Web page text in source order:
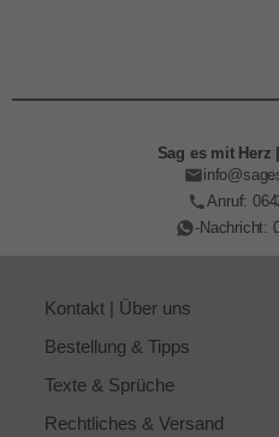
Sag es mit Herz
Anruf:
-Nachricht:
Kontakt | Über uns
Bestellung & Tipps
Texte & Sprüche
Rechtliches & Versand